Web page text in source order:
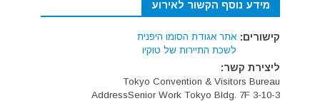
מידע נוסף הקשור לאירוע
קישורים: אתר אגודת הסומו היפנית
לשכת התיירות של טוקיו
ליצירת קשר:
Tokyo Convention & Visitors Bureau
AddressSenior Work Tokyo Bldg. 7F 3-10-3